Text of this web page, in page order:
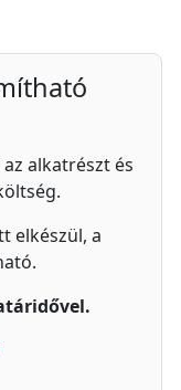
alkatrészt és
elkészül, a